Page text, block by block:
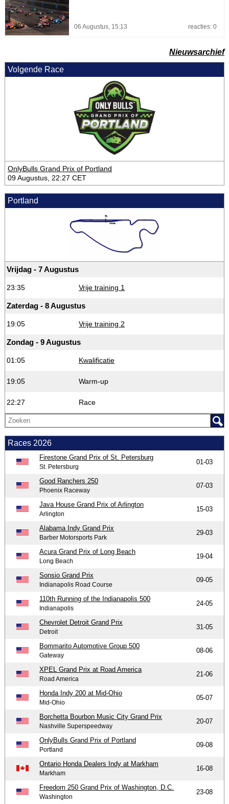
06 Augustus, 15:13 reacties: 0
Nieuwsarchief
Volgende Race
OnlyBulls Grand Prix of Portland
09 Augustus, 22:27 CET
Portland
Vrijdag - 7 Augustus
23:35 Vrije training 1
Zaterdag - 8 Augustus
19:05 Vrije training 2
Zondag - 9 Augustus
01:05 Kwalificatie
19:05 Warm-up
22:27 Race
Races 2026
Firestone Grand Prix of St. Petersburg
St. Petersburg
01-03
Good Ranchers 250
Phoenix Raceway
07-03
Java House Grand Prix of Arlington
Arlington
15-03
Alabama Indy Grand Prix
Barber Motorsports Park
29-03
Acura Grand Prix of Long Beach
Long Beach
19-04
Sonsio Grand Prix
Indianapolis Road Course
09-05
110th Running of the Indianapolis 500
Indianapolis
24-05
Chevrolet Detroit Grand Prix
Detroit
31-05
Bommarito Automotive Group 500
Gateway
08-06
XPEL Grand Prix at Road America
Road America
21-06
Honda Indy 200 at Mid-Ohio
Mid-Ohio
05-07
Borchetta Bourbon Music City Grand Prix
Nashville Superspeedway
20-07
OnlyBulls Grand Prix of Portland
Portland
09-08
Ontario Honda Dealers Indy at Markham
Markham
16-08
Freedom 250 Grand Prix of Washington, D.C.
Washington
23-08